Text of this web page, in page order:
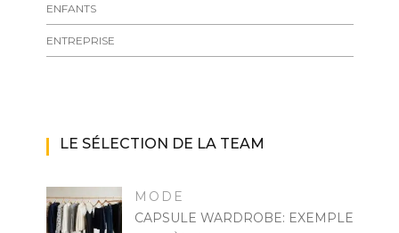
ENFANTS
ENTREPRISE
LE SÉLECTION DE LA TEAM
MODE
CAPSULE WARDROBE: EXEMPLE